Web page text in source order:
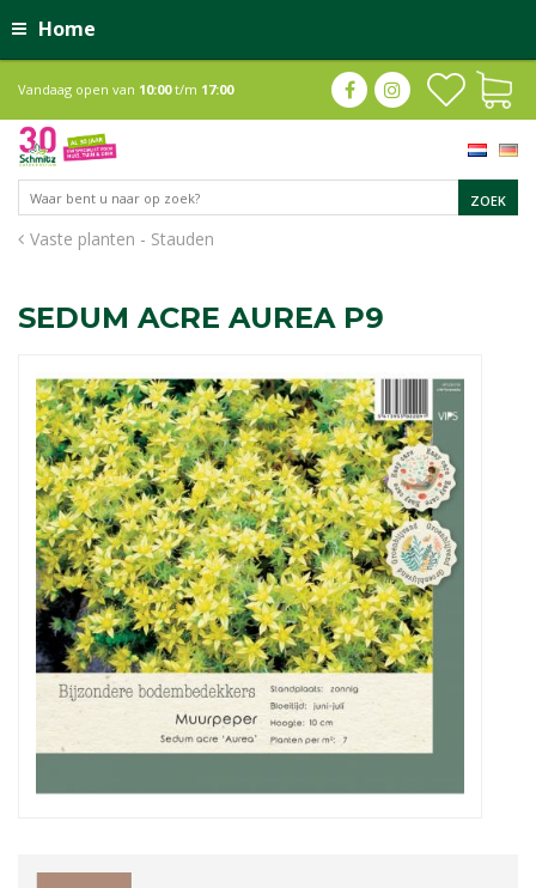
Home
Vaste planten - Stauden
Vandaag open van 10:00t/m 17:00
SEDUM ACRE AUREA P9